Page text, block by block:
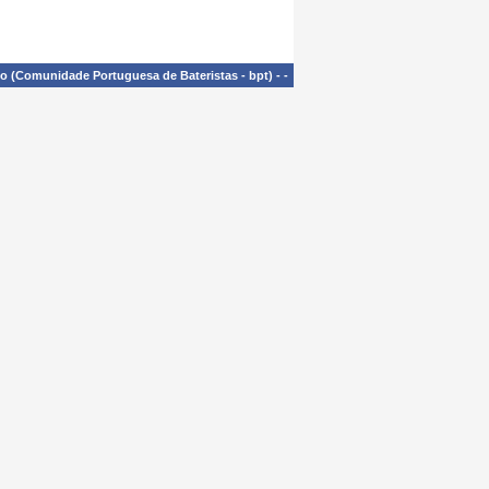
(Comunidade Portuguesa de Bateristas - bpt) - -